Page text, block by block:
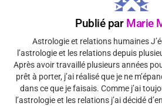
Publié par Marie
Astrologie et relations humaines
l’astrologie et les relations depuis
Après avoir travaillé plusieurs années
prêt à porter, j’ai réalisé que je ne
dans ce que je faisais. Comme j’ai
l’astrologie et les relations j’ai décidé